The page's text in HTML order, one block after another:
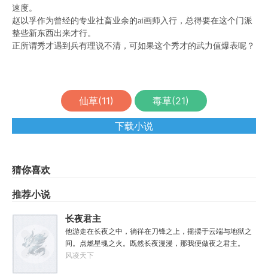
速度。
赵以孚作为曾经的专业社畜业余的ai画师入行，总得要在这个门派
整些新东西出来才行。
正所谓秀才遇到兵有理说不清，可如果这个秀才的武力值爆表呢？
仙草(11) 毒草(21)
下载小说
猜你喜欢
推荐小说
长夜君主
他游走在长夜之中，徜徉在刀锋之上，摇摆于云端与地狱之
间。点燃星魂之火。既然长夜漫漫，那我便做夜之君主。
风凌天下